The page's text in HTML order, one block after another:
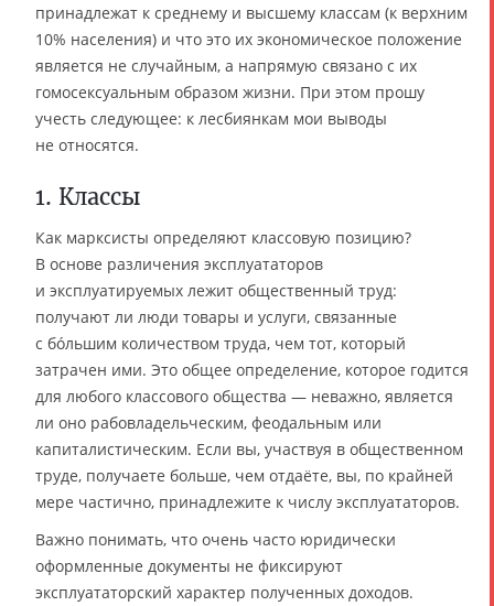
принадлежат к среднему и высшему классам (к верхним
10% населения) и что это их экономическое положение
является не случайным, а напрямую связано с их
гомосексуальным образом жизни. При этом прошу
учесть следующее: к лесбиянкам мои выводы
не относятся.
1. Классы
Как марксисты определяют классовую позицию?
В основе различения эксплуататоров
и эксплуатируемых лежит общественный труд:
получают ли люди товары и услуги, связанные
с бóльшим количеством труда, чем тот, который
затрачен ими. Это общее определение, которое годится
для любого классового общества — неважно, является
ли оно рабовладельческим, феодальным или
капиталистическим. Если вы, участвуя в общественном
труде, получаете больше, чем отдаёте, вы, по крайней
мере частично, принадлежите к числу эксплуататоров.
Важно понимать, что очень часто юридически
оформленные документы не фиксируют
эксплуататорский характер полученных доходов.